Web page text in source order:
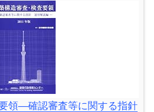
領―確認審査等に関する指針